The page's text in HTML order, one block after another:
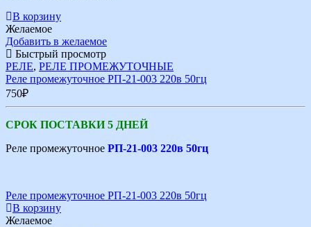
В корзину
Желаемое
Добавить в желаемое
Быстрый просмотр
РЕЛЕ, РЕЛЕ ПРОМЕЖУТОЧНЫЕ
Реле промежуточное РП-21-003 220в 50гц
750₽
СРОК ПОСТАВКИ 5 ДНЕЙ
Реле промежуточное РП-21-003 220в 50гц
Реле промежуточное РП-21-003 220в 50гц
В корзину
Желаемое